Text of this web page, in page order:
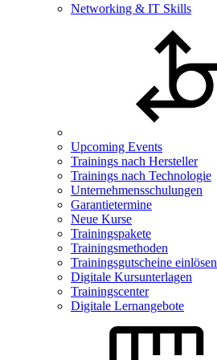
Networking & IT Skills
Upcoming Events
Trainings nach Hersteller
Trainings nach Technologie
Unternehmensschulungen
Garantietermine
Neue Kurse
Trainingspakete
Trainingsmethoden
Trainingsgutscheine einlösen
Digitale Kursunterlagen
Trainingscenter
Digitale Lernangebote